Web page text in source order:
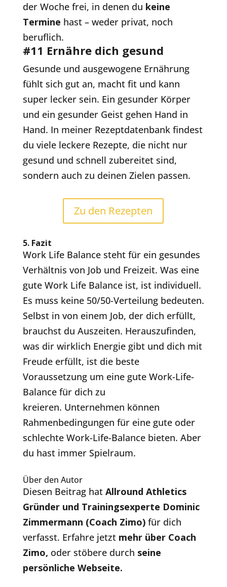
der Woche frei, in denen du keine
Termine hast – weder privat, noch
beruflich.
#11 Ernähre dich gesund
Gesunde und ausgewogene Ernährung
fühlt sich gut an, macht fit und kann
super lecker sein. Ein gesunder Körper
und ein gesunder Geist gehen Hand in
Hand. In meiner Rezeptdatenbank findest
du viele leckere Rezepte, die nicht nur
gesund und schnell zubereitet sind,
sondern auch zu deinen Zielen passen.
Zu den Rezepten
5. Fazit
Work Life Balance steht für ein gesundes
Verhältnis von Job und Freizeit. Was eine
gute Work Life Balance ist, ist individuell.
Es muss keine 50/50-Verteilung bedeuten.
Selbst in von einem Job, der dich erfüllt,
brauchst du Auszeiten. Herauszufinden,
was dir wirklich Energie gibt und dich mit
Freude erfüllt, ist die beste
Voraussetzung um eine gute Work-Life-
Balance für dich zu
kreieren. Unternehmen können
Rahmenbedingungen für eine gute oder
schlechte Work-Life-Balance bieten. Aber
du hast immer Spielraum.
Über den Autor
Diesen Beitrag hat Allround Athletics
Gründer und Trainingsexperte Dominic
Zimmermann (Coach Zimo) für dich
verfasst. Erfahre jetzt mehr über Coach
Zimo, oder stöbere durch seine
persönliche Webseite.